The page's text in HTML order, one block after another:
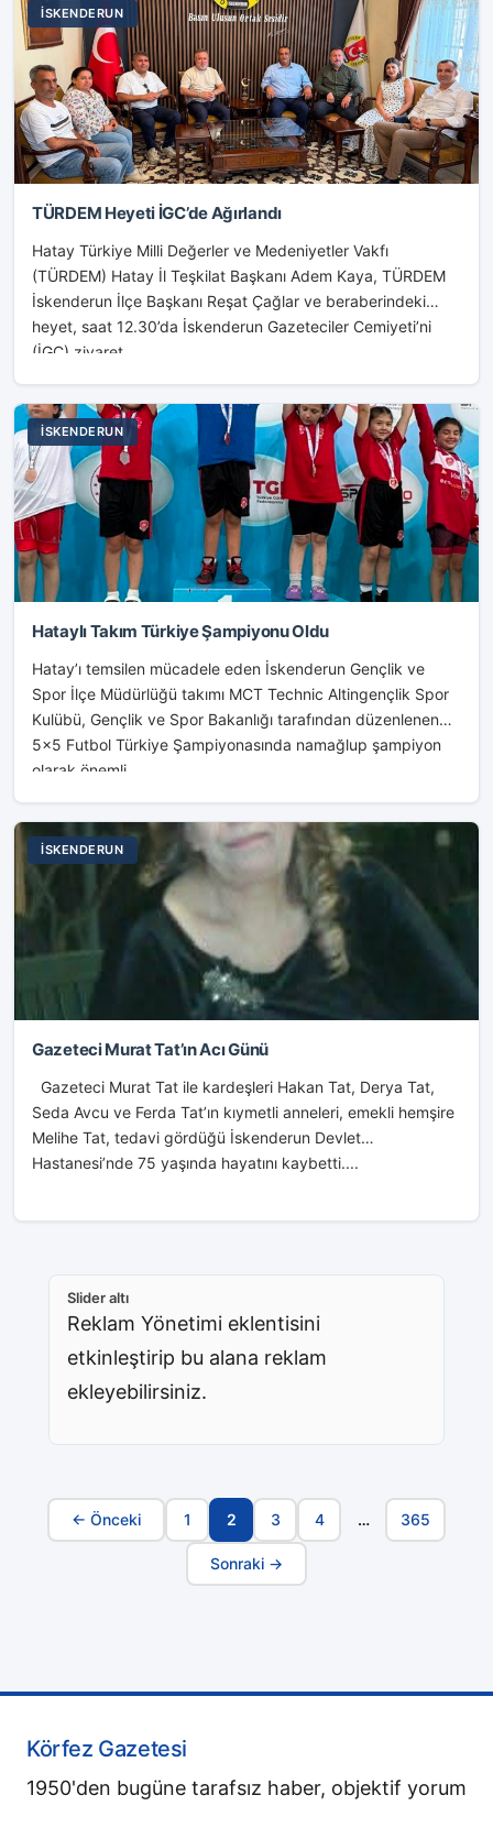
İSKENDERUN
TÜRDEM Heyeti İGC’de Ağırlandı
Hatay Türkiye Milli Değerler ve Medeniyetler Vakfı
(TÜRDEM) Hatay İl Teşkilat Başkanı Adem Kaya, TÜRDEM
İskenderun İlçe Başkanı Reşat Çağlar ve beraberindeki
heyet, saat 12.30’da İskenderun Gazeteciler Cemiyeti’ni
(İGC) ziyaret...
İSKENDERUN
Hataylı Takım Türkiye Şampiyonu Oldu
Hatay’ı temsilen mücadele eden İskenderun Gençlik ve
Spor İlçe Müdürlüğü takımı MCT Technic Altingençlik Spor
Kulübü, Gençlik ve Spor Bakanlığı tarafından düzenlenen
5×5 Futbol Türkiye Şampiyonasında namağlup şampiyon
olarak önemli...
İSKENDERUN
Gazeteci Murat Tat’ın Acı Günü
Gazeteci Murat Tat ile kardeşleri Hakan Tat, Derya Tat,
Seda Avcu ve Ferda Tat’ın kıymetli anneleri, emekli hemşire
Melihe Tat, tedavi gördüğü İskenderun Devlet
Hastanesi’nde 75 yaşında hayatını kaybetti....
Slider altı
Reklam Yönetimi eklentisini
etkinleştirip bu alana reklam
ekleyebilirsiniz.
Sayfa
Navigasyonu
← Önceki 1 2 3 4 … 365
Sonraki →
Körfez Gazetesi
1950'den bugüne tarafsız haber, objektif yorum